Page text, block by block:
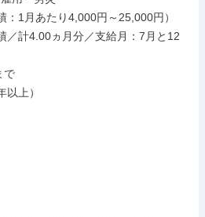
1月あたり4,000円～25,000円）
計4.00ヵ月分／支給月：7月と12
で
上）